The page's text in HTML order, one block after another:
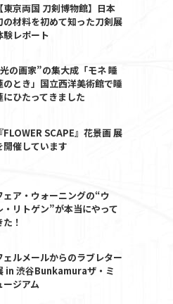
【東京両国 刀剣博物館】日本
の材料を初めて知った刀剣展
験レポート
の画家”の集大成「モネ 睡
のとき」国立西洋美術館で睡
にひたってきました
『FLOWER SCAPE』花景画 展
開催しています
ェア・ウォーニングの“ウ
・リトゲン”が本当にやって
た！
ェルメールからのラブレター
in 渋谷Bunkamuraザ・ミ
ージアム